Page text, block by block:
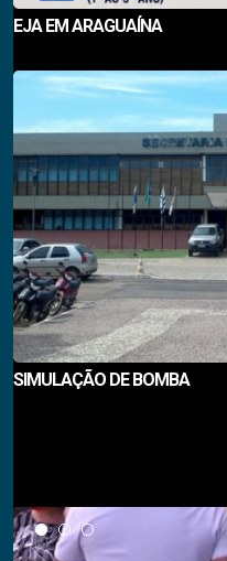
EJA EM ARAGUAÍNA
SIMULAÇÃO DE BOMBA